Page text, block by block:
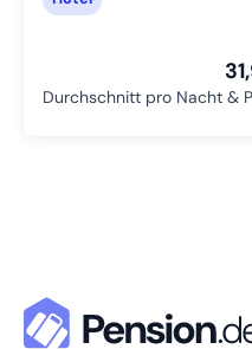
Durchschnitt pro Nacht &